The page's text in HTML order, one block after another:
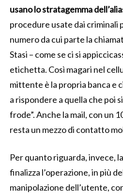
usano lo stratagemma
procedure usate dai criminali
numero da cui parte la
Stasi – come se ci si
etichetta. Così magari nel
mittente è la propria banca e
a rispondere a quella che poi
frode”. Anche la mail, con un
resta un mezzo di contatto
Per quanto riguarda, invece,
finalizza l’operazione, in più
manipolazione dell’utente,